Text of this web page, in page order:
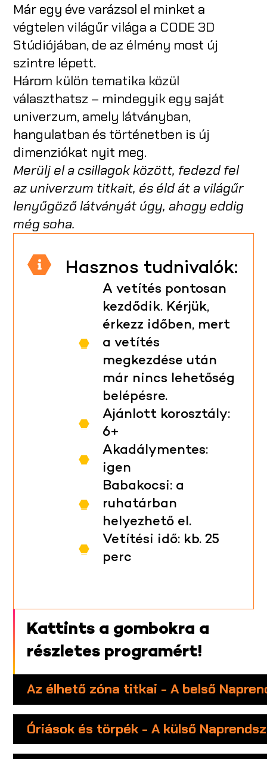
Már egy éve varázsol el minket a
végtelen világűr világa a CODE 3D
Stúdiójában, de az élmény most új
szintre lépett.
Három külön tematika közül
választhatsz – mindegyik egy saját
univerzum, amely látványban,
hangulatban és történetben is új
dimenziókat nyit meg.
Merülj el a csillagok között, fedezd fel
az univerzum titkait, és éld át a világűr
lenyűgöző látványát úgy, ahogy eddig
még soha.
Hasznos tudnivalók:
A vetítés pontosan
kezdődik. Kérjük,
érkezz időben, mert
a vetítés
megkezdése után
már nincs lehetőség
belépésre.
Ajánlott korosztály:
6+
Akadálymentes:
igen
Babakocsi: a
ruhatárban
helyezhető el.
Vetítési idő: kb. 25
perc
Kattints a gombokra a
részletes programért!
Az élhető zóna titkai - A belső
Óriások és törpék - A külső